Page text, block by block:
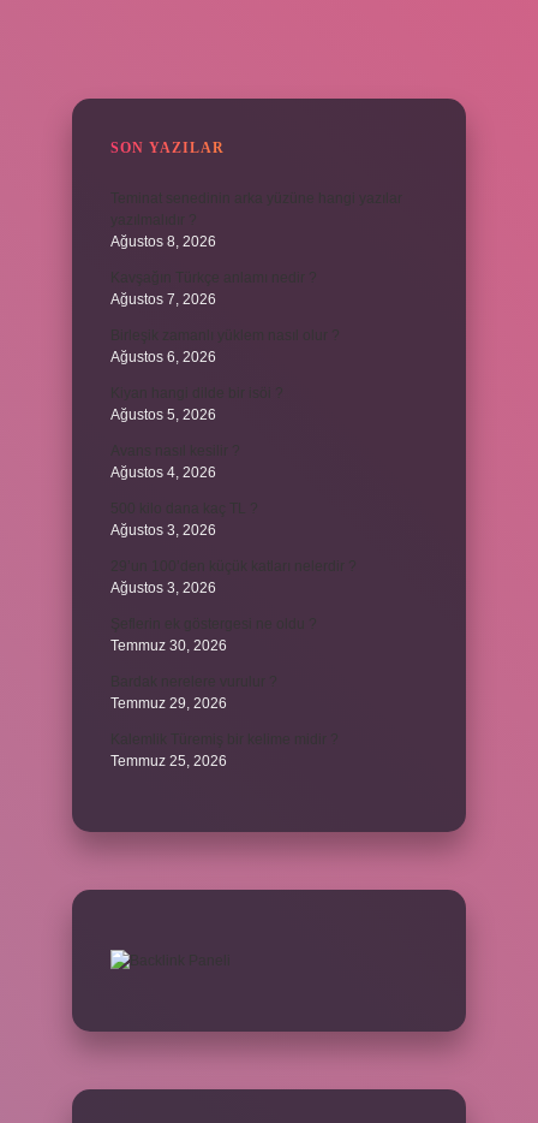
SON YAZILAR
Ağustos 8, 2026
Ağustos 7, 2026
Ağustos 6, 2026
Ağustos 5, 2026
Ağustos 4, 2026
Ağustos 3, 2026
Ağustos 3, 2026
Temmuz 30, 2026
Temmuz 29, 2026
Temmuz 25, 2026